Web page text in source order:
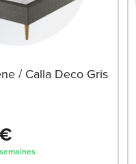
/ Calla Deco Gris